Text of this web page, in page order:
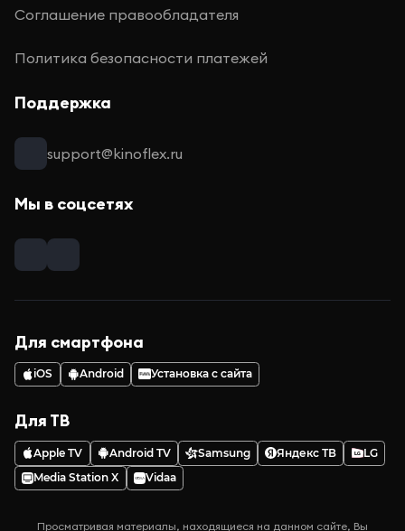
Соглашение правообладателя
Политика безопасности платежей
Поддержка
support@kinoflex.ru
Мы в соцсетях
Для смартфона
iOS Android Установка с сайта
Для ТВ
Apple TV Android TV Samsung Яндекс ТВ
LG
Media Station X
Vidaa
Просматривая материалы, находящиеся на данном сайте, Вы